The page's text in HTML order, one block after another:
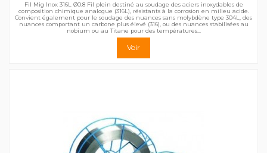
Fil Mig Inox 316L Ø0.8 Fil plein destiné au soudage des aciers inoxydables de
composition chimique analogue (316L), résistants à la corrosion en milieu acide.
Convient également pour le soudage des nuances sans molybdène type 304L, des
nuances comportant un carbone plus élevé (316), ou des nuances stabilisées au
nobium ou au Titane pour des températures...
Voir